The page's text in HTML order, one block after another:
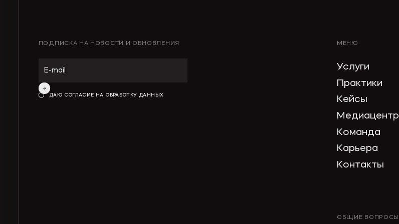
ПОДПИСКА НА НОВОСТИ И ОБНОВЛЕНИЯ
ДАЮ СОГЛАСИЕ НА ОБРАБОТКУ ДАННЫХ
МЕНЮ
Услуги
Практики
Кейсы
Медиацентр
Команда
Карьера
Контакты
ОБЩИЕ ВОПРОСЫ